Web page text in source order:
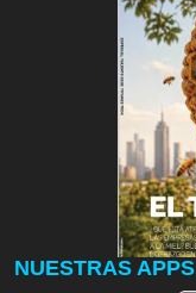
NUESTRAS APPS